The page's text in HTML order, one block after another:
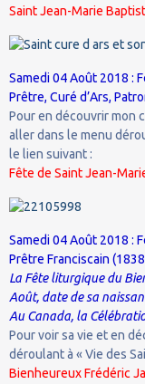
Saint Jean-Marie
Samedi 04 Août 2018 :
Prêtre, Curé d’Ars,
Pour en découvrir mon
aller dans le menu
le lien suivant :
Fête de Saint Jean-
Samedi 04 Août 2018 :
Prêtre Franciscain
La Fête liturgique du
Août, date de sa
Au Canada, la
Pour voir sa vie et en
déroulant à « Vie des
Bienheureux Frédéric